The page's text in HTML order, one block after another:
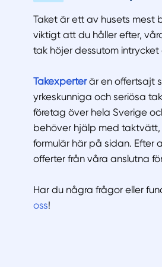
Taket är ett av husets
viktigt att du håller efter,
tak höjer dessutom
Takexperterär en offertsajt
yrkeskunniga och seriösa
företag över hela Sverige
behöver hjälp med
formulär här på sidan. Efter
offerter från våra anslutna
Har du några frågor eller
oss!